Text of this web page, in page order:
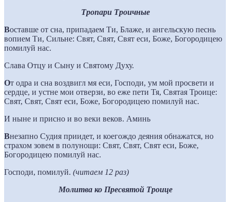
Тропари Троичные
Воставше от сна, припадаем Ти, Блаже, и ангельскую песнь
вопием Ти, Сильне: Свят, Свят, Свят еси, Боже, Богородицею
помилуй нас.
Слава Отцу и Сыну и Святому Духу.
От одра и сна воздвигл мя еси, Господи, ум мой просвети и
сердце, и устне мои отверзи, во еже пети Тя, Святая Троице:
Свят, Свят, Свят еси, Боже, Богородицею помилуй нас.
И ныне и присно и во веки веков. Аминь
Внезапно Судия приидет, и коегождо деяния обнажатся, но
страхом зовем в полунощи: Свят, Свят, Свят еси, Боже,
Богородицею помилуй нас.
Господи, помилуй. (читаем 12 раз)
Молитва ко Пресвятой Троице